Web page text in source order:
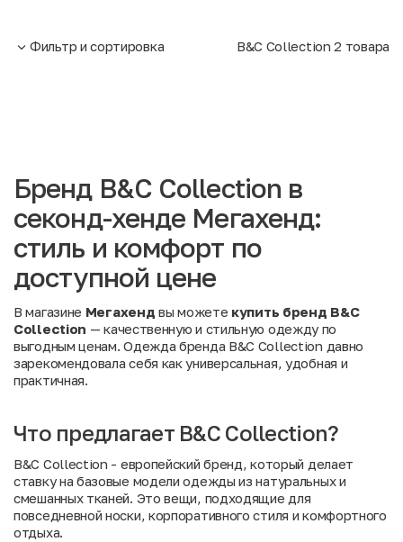
Фильтр и сортировка B&C Collection2 товара
Бренд B&C Collection в
секонд-хенде Мегахенд:
стиль и комфорт по
доступной цене
В магазине Мегахенд вы можете купить бренд B&C
Collection — качественную и стильную одежду по
выгодным ценам. Одежда бренда B&C Collection давно
зарекомендовала себя как универсальная, удобная и
практичная.
Что предлагает B&C Collection?
B&C Collection - европейский бренд, который делает
ставку на базовые модели одежды из натуральных и
смешанных тканей. Это вещи, подходящие для
повседневной носки, корпоративного стиля и комфортного
отдыха.